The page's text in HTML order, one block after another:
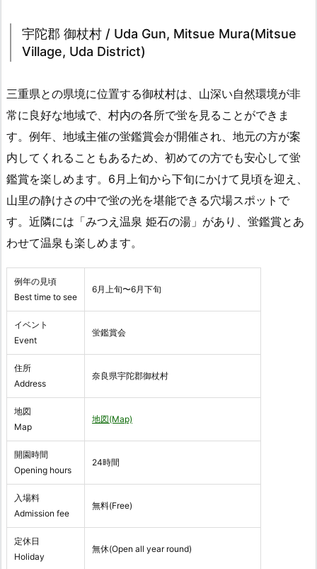
宇陀郡 御杖村 / Uda Gun, Mitsue Mura(Mitsue
Village, Uda District)
三重県との県境に位置する御杖村は、山深い自然環境が非
常に良好な地域で、村内の各所で蛍を見ることができま
す。例年、地域主催の蛍鑑賞会が開催され、地元の方が案
内してくれることもあるため、初めての方でも安心して蛍
鑑賞を楽しめます。6月上旬から下旬にかけて見頃を迎え、
山里の静けさの中で蛍の光を堪能できる穴場スポットで
す。近隣には「みつえ温泉 姫石の湯」があり、蛍鑑賞とあ
わせて温泉も楽しめます。
例年の見頃
Best time to see
6月上旬〜6月下旬
イベント
Event
蛍鑑賞会
住所
Address
奈良県宇陀郡御杖村
地図
Map
地図(Map)
開園時間
Opening hours
24時間
入場料
Admission fee
無料(Free)
定休日
Holiday
無休(Open all year round)